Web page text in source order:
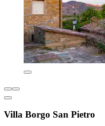
Villa Borgo San Pietro